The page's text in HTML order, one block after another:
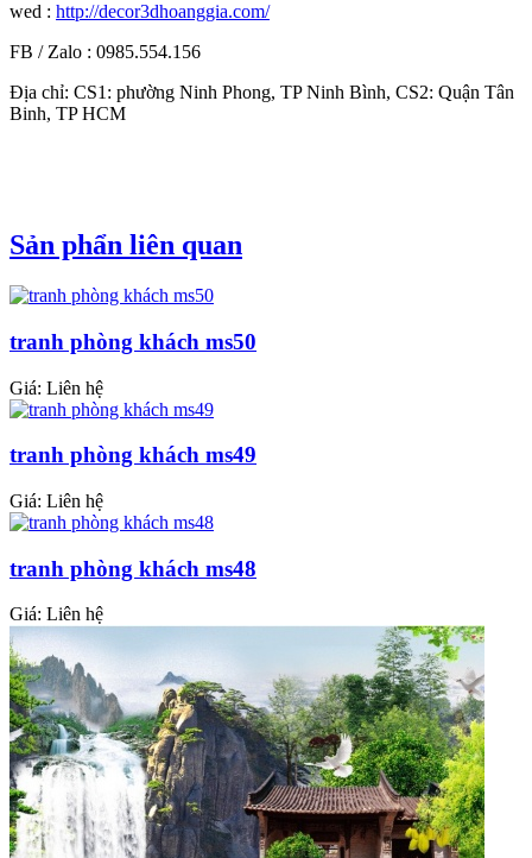
wed : http://decor3dhoanggia.com/
FB / Zalo : 0985.554.156
Địa chỉ: CS1: phường Ninh Phong, TP Ninh Bình, CS2: Quận Tân
Binh, TP HCM
Sản phẩn liên quan
tranh phòng khách ms50
Giá: Liên hệ
tranh phòng khách ms49
Giá: Liên hệ
tranh phòng khách ms48
Giá: Liên hệ